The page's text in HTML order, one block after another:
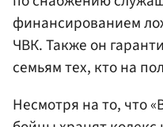
финансированием
ЧВК. Также он
семьям тех, кто на
Несмотря на то, что